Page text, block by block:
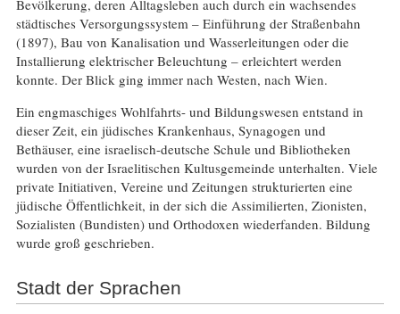
Bevölkerung, deren Alltagsleben auch durch ein wachsendes
städtisches Versorgungssystem – Einführung der Straßenbahn
(1897), Bau von Kanalisation und Wasserleitungen oder die
Installierung elektrischer Beleuchtung – erleichtert werden
konnte. Der Blick ging immer nach Westen, nach Wien.
Ein engmaschiges Wohlfahrts- und Bildungswesen entstand in
dieser Zeit, ein jüdisches Krankenhaus, Synagogen und
Bethäuser, eine israelisch-deutsche Schule und Bibliotheken
wurden von der Israelitischen Kultusgemeinde unterhalten. Viele
private Initiativen, Vereine und Zeitungen strukturierten eine
jüdische Öffentlichkeit, in der sich die Assimilierten, Zionisten,
Sozialisten (Bundisten) und Orthodoxen wiederfanden. Bildung
wurde groß geschrieben.
Stadt der Sprachen